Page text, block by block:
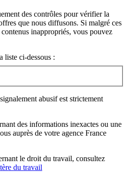
des contrôles pour vérifier la
que nous diffusons. Si malgré ces
inappropriés, vous pouvez
liste ci-dessous :
abusif est strictement
des informations inexactes ou une
auprès de votre agence France
le droit du travail, consultez
du travail